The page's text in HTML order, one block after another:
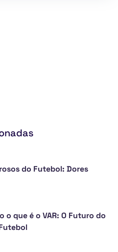
do Futebol: Dores
o que é o VAR: O Futuro do